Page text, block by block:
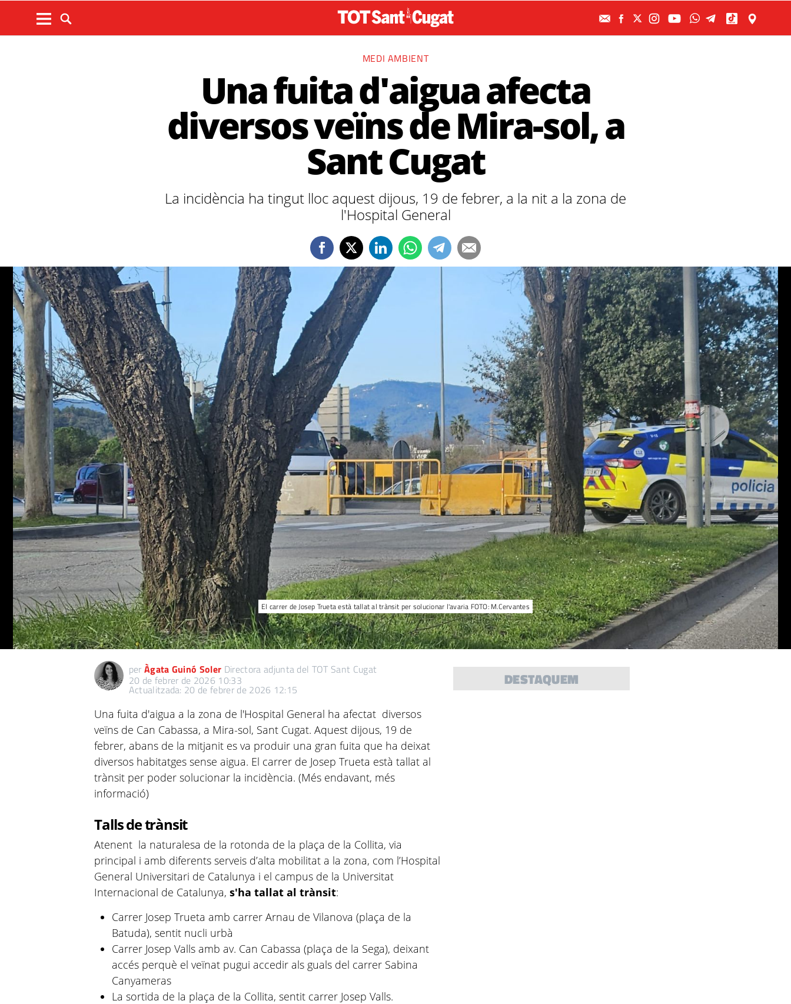
MEDI AMBIENT
Una fuita d'aigua afecta
diversos veïns de Mira-sol, a
Sant Cugat
La incidència ha tingut lloc aquest dijous, 19 de febrer, a la nit a la zona de
l'Hospital General
El carrer de Josep Trueta està tallat al trànsit per solucionar l'avaria FOTO: M.Cervantes
per Àgata Guinó Soler Directora adjunta del TOT Sant Cugat
20 de febrer de 2026 10:33
Actualitzada: 20 de febrer de 2026 12:15
Una fuita d'aigua a la zona de l'Hospital General ha afectat diversos
veïns de Can Cabassa, a Mira-sol, Sant Cugat. Aquest dijous, 19 de
febrer, abans de la mitjanit es va produir una gran fuita que ha deixat
diversos habitatges sense aigua. El carrer de Josep Trueta està tallat al
trànsit per poder solucionar la incidència. (Més endavant, més
informació)
Talls de trànsit
Atenent la naturalesa de la rotonda de la plaça de la Collita, via
principal i amb diferents serveis d’alta mobilitat a la zona, com l’Hospital
General Universitari de Catalunya i el campus de la Universitat
Internacional de Catalunya,s'ha tallat al trànsit:
Carrer Josep Trueta amb carrer Arnau de Vilanova (plaça de la
Batuda), sentit nucli urbà
Carrer Josep Valls amb av. Can Cabassa (plaça de la Sega), deixant
accés perquè el veïnat pugui accedir als guals del carrer Sabina
Canyameras
La sortida de la plaça de la Collita, sentit carrer Josep Valls.
DESTAQUEM